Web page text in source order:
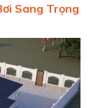
Sang Trọng